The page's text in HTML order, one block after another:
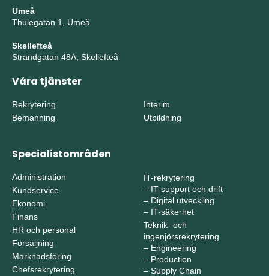
Umeå
Thulegatan 1, Umeå
Skellefteå
Strandgatan 48A, Skellefteå
Våra tjänster
Rekrytering
Bemanning
Interim
Utbildning
Specialistområden
Administration
Kundservice
Ekonomi
Finans
HR och personal
Försäljning
Marknadsföring
Chefsrekrytering
IT-rekrytering
– IT-support och drift
– Digital utveckling
– IT-säkerhet
Teknik- och
ingenjörsrekrytering
– Engineering
– Production
– Supply Chain